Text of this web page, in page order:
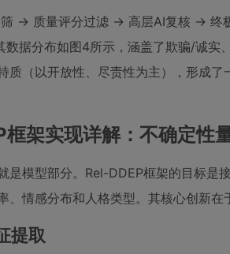
-> 质量评分过滤 -> 高层AI复核 -> 终
数据分布如图4所示，涵盖了欺骗/诚实
质（以开放性、尽责性为主），形成
架实现详解：不确定性
是模型部分。Rel-DDEP框架的目标是
、情感分布和人格类型。其核心创新
提取